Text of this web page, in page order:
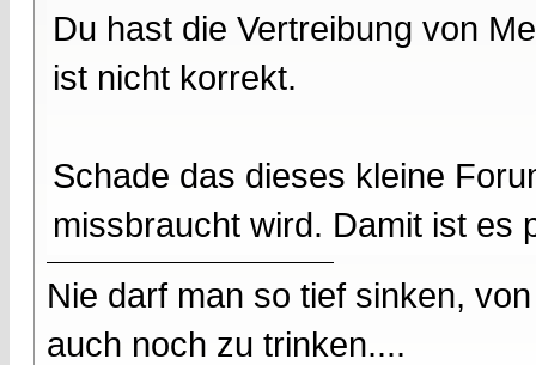
Du hast die Vertreibung von
ist nicht korrekt.
Schade das dieses kleine
missbraucht wird. Damit ist es
Nie darf man so tief sinken,
auch noch zu trinken....